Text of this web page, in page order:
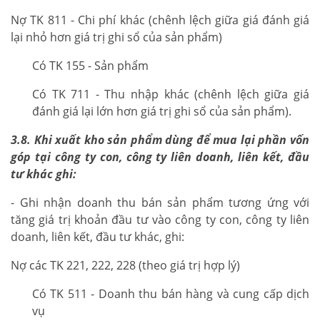
Nợ TK 811 - Chi phí khác (chênh lệch giữa giá đánh giá
lại nhỏ hơn giá trị ghi sổ của sản phẩm)
Có TK 155 - Sản phẩm
Có TK 711 - Thu nhập khác (chênh lệch giữa giá
đánh giá lại lớn hơn giá trị ghi sổ của sản phẩm).
3.8. Khi xuất kho sản phẩm dùng để mua lại phần vốn
góp tại công ty con, công ty liên doanh, liên kết, đầu
tư khác ghi:
- Ghi nhận doanh thu bán sản phẩm tương ứng với
tăng giá trị khoản đầu tư vào công ty con, công ty liên
doanh, liên kết, đầu tư khác, ghi:
Nợ các TK 221, 222, 228 (theo giá trị hợp lý)
Có TK 511 - Doanh thu bán hàng và cung cấp dịch
vụ